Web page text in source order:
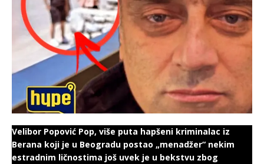
Velibor Popović Pop, više puta hapšeni kriminalac iz
Berana koji je u Beogradu postao „menadžer“ nekim
estradnim ličnostima još uvek je u bekstvu zbog